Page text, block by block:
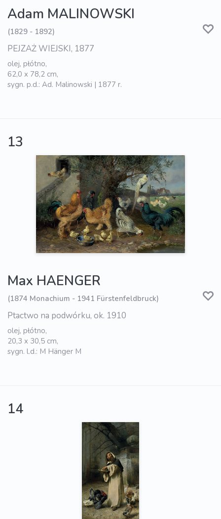
Adam MALINOWSKI
(1829 - 1892)
PEJZAŻ WIEJSKI, 1877
olej, płótno,
62,0 x 78,2 cm,
sygn. p.d.: Ad. Malinowski | 1877 r.
13
Max HAENGER
(1874 Monachium - 1941 Fürstenfeldbruck)
Ptactwo na podwórku, ok. 1910
olej, płótno,
20,3 x 30,5 cm,
sygn. l.d.: M Hänger M
14